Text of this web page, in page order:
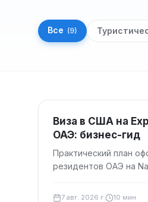
Все (9)
Туристические визы
Виза в США на
ОАЭ: бизнес-гид
Практический план
резидентов ОАЭ на
безопасные даты
7 авг. 2026 г. 10 мин